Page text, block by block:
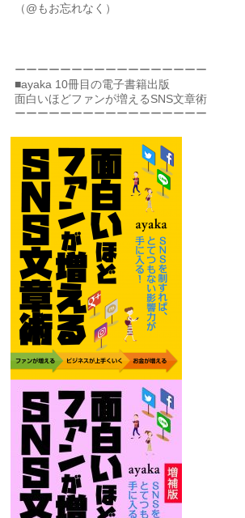
（@もお忘れなく）
ーーーーーーーーーーーーーーーーー
■ayaka 10冊目の電子書籍出版
面白いほどファンが増えるSNS文章術
ーーーーーーーーーーーーーーーーー